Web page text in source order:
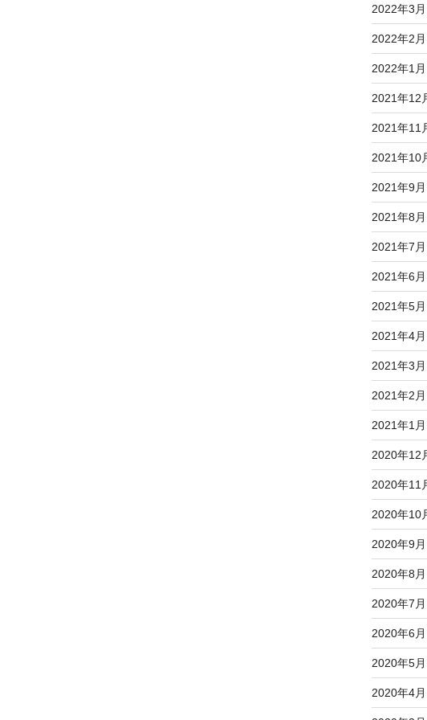
2022年3月
2022年2月
2022年1月
2021年12
2021年11
2021年10
2021年9月
2021年8月
2021年7月
2021年6月
2021年5月
2021年4月
2021年3月
2021年2月
2021年1月
2020年12
2020年11
2020年10
2020年9月
2020年8月
2020年7月
2020年6月
2020年5月
2020年4月